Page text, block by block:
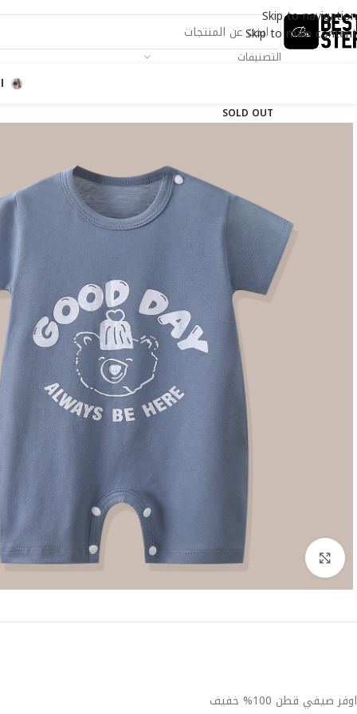
Skip to navigation
Skip to main content
التصنيفات
SOLD OUT
Click to enlarge
اوفر صيفي قطن 100% خفيف